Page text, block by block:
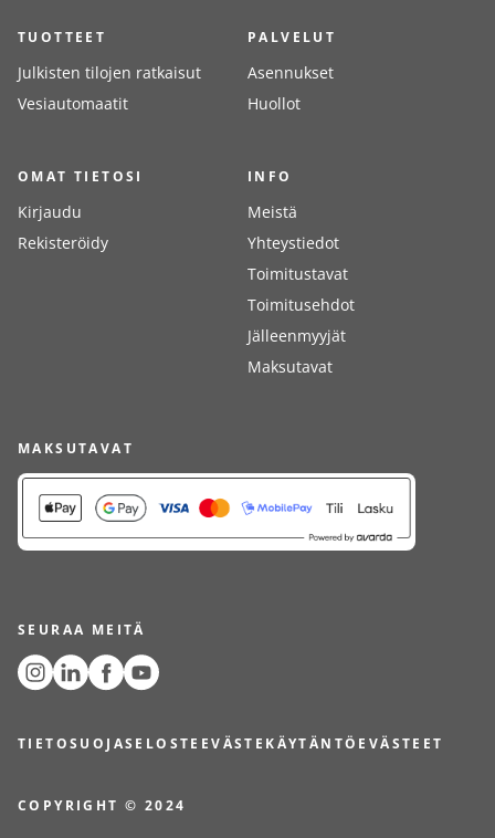
TUOTTEET
Julkisten tilojen ratkaisut
Vesiautomaatit
PALVELUT
Asennukset
Huollot
OMAT TIETOSI
Kirjaudu
Rekisteröidy
INFO
Meistä
Yhteystiedot
Toimitustavat
Toimitusehdot
Jälleenmyyjät
Maksutavat
MAKSUTAVAT
SEURAA MEITÄ
TIETOSUOJASELOSTE EVÄSTEKÄYTÄNTÖ EVÄSTEET
COPYRIGHT © 2024